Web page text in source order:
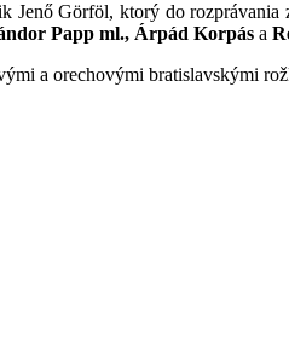
Görföl, ktorý do rozprávania
Papp ml., Árpád Korpás a
a orechovými bratislavskými